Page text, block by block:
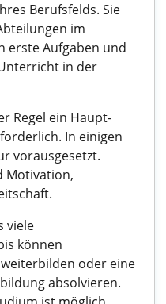
Berufsfelds. Sie
im
erste Aufgaben und
in der
Regel ein Haupt-
In einigen
vorausgesetzt.
Motivation,
viele
können
oder eine
absolvieren.